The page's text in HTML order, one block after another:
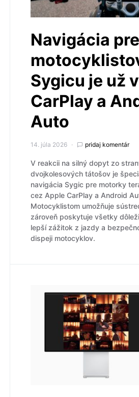
Navigácia pre
Sygicu je už
CarPlay a
Auto
14. júla 2026 pridaj komentár
V reakcii na silný dopyt zo
dvojkolesových tátošov je
navigácia Sygic pre motorky
cez Apple CarPlay a Android
Motocyklistom umožňuje
zároveň poskytuje všetky
lepší zážitok z jazdy a
dispeji motocyklov.